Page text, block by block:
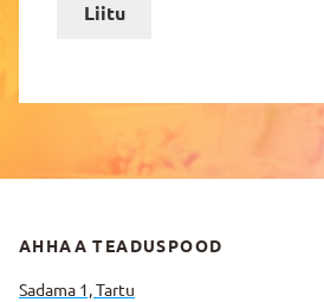
Liitu
AHHAA TEADUSPOOD
Sadama 1, Tartu